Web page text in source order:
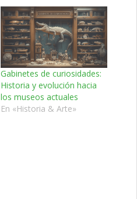
Gabinetes de curiosidades:
Historia y evolución hacia
los museos actuales
En «Historia & Arte»